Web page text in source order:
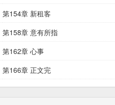
第154章 新租客
第158章 意有所指
第162章 心事
第166章 正文完